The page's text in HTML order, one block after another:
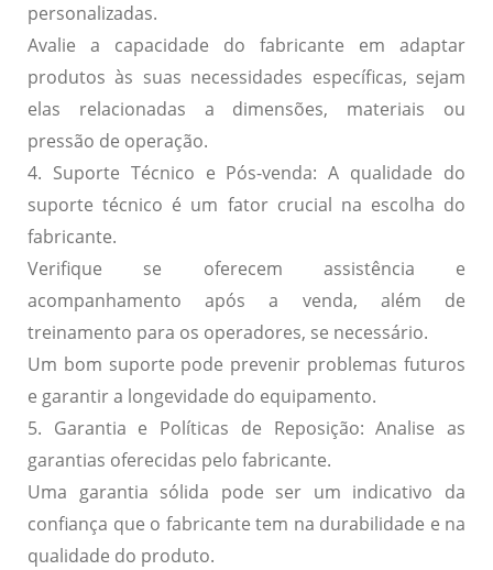
personalizadas.
Avalie a capacidade do fabricante em adaptar
produtos às suas necessidades específicas, sejam
elas relacionadas a dimensões, materiais ou
pressão de operação.
4. Suporte Técnico e Pós-venda: A qualidade do
suporte técnico é um fator crucial na escolha do
fabricante.
Verifique se oferecem assistência e
acompanhamento após a venda, além de
treinamento para os operadores, se necessário.
Um bom suporte pode prevenir problemas futuros
e garantir a longevidade do equipamento.
5. Garantia e Políticas de Reposição: Analise as
garantias oferecidas pelo fabricante.
Uma garantia sólida pode ser um indicativo da
confiança que o fabricante tem na durabilidade e na
qualidade do produto.